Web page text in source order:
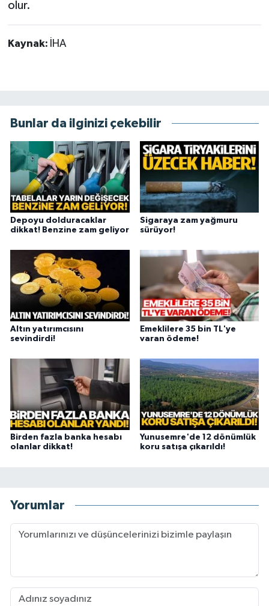
olur.
Kaynak: İHA
Bunlar da ilginizi çekebilir
Depoyu dolduracaklar
dikkat! Benzine zam geliyor
Sigaraya zam yağmuru
sürüyor!
Altın yatırımcısını
sevindirdi!
Emeklilere 35 bin TL'ye
varan ödeme!
Birden fazla banka hesabı
olanlar dikkat!
Yunusemre'de 12 dönümlük
koru satışa çıkarıldı!
Yorumlar